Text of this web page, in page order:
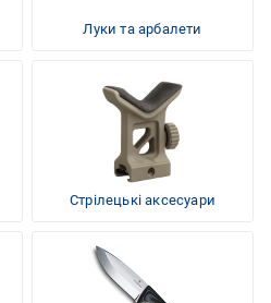
Луки та арбалети
Стрілецькі аксесуари